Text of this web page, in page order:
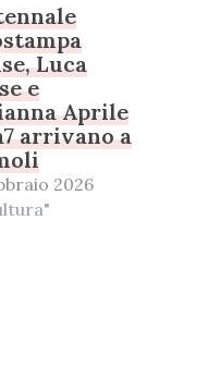
Luca
e
Aprile
arrivano a
2026